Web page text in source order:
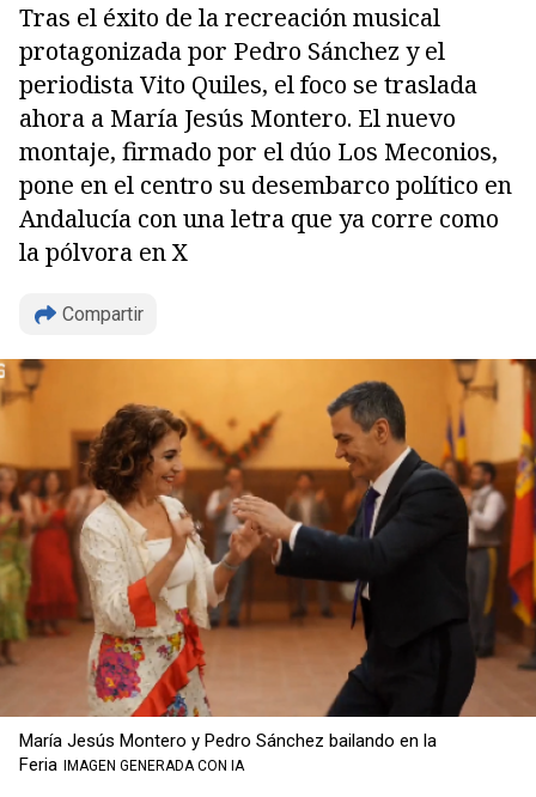
Tras el éxito de la recreación musical
protagonizada por Pedro Sánchez y el
periodista Vito Quiles, el foco se traslada
ahora a María Jesús Montero. El nuevo
montaje, firmado por el dúo Los Meconios,
pone en el centro su desembarco político en
Andalucía con una letra que ya corre como
la pólvora en X
Compartir
Copiar
María Jesús Montero y Pedro Sánchez bailando en la
Feria IMAGEN GENERADA CON IA